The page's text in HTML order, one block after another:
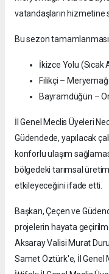
vatandaşların hizmetine
Bu sezon
İkizce Yolu (Sıcak
Filikçi –
Bayramdüğün –
İl Genel Meclis Üyeleri
Güdendede, yapılacak
konforlu ulaşım
bölgedeki tarımsal
etkileyeceğini ifade etti.
Başkan, Çeçen ve
projelerin hayata
Aksaray Valisi Murat
Samet Öztürk'e, İl Genel